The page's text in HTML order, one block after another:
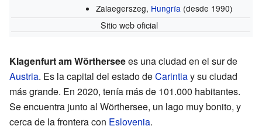
Zalaegerszeg, Hungría (desde 1990)
Sitio web oficial
Klagenfurt am Wörtherseees una ciudad en el sur de
Austria. Es la capital del estado deCarintiay su ciudad
más grande. En 2020, tenía más de 101.000 habitantes.
Se encuentra junto al Wörthersee, un lago muy bonito, y
cerca de la frontera con Eslovenia.